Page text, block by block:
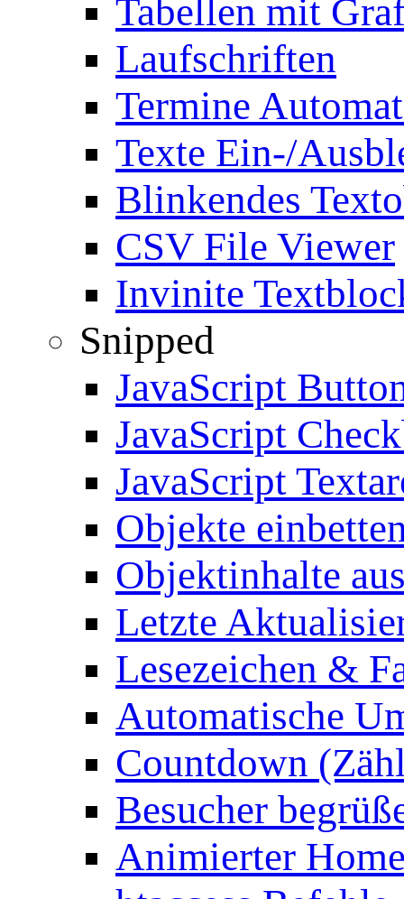
Tabellen mit
Laufschriften
Termine
Texte Ein-/
Blinkendes
CSV File Viewer
Invinite
Snipped
JavaScript
JavaScript
JavaScript
Objekte
Objektinhalte
Letzte
Lesezeichen &
Automatische
Countdown
Besucher
Animierter